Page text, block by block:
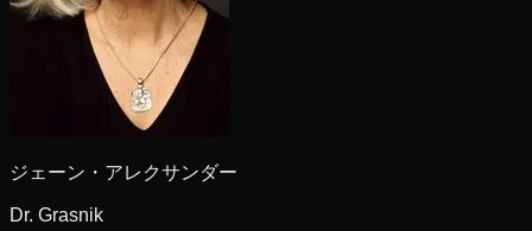
ジェーン・アレクサンダー
Dr. Grasnik